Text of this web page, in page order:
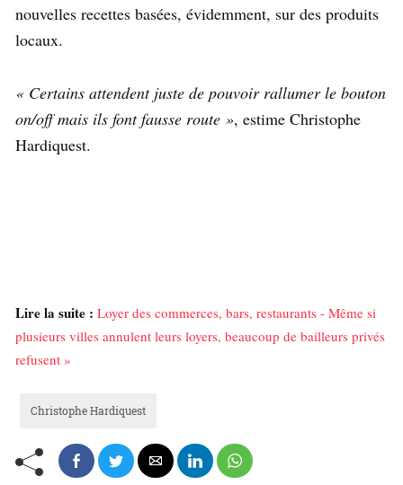
nouvelles recettes basées, évidemment, sur des produits
locaux.
« Certains attendent juste de pouvoir rallumer le bouton
on/off mais ils font fausse route », estime Christophe
Hardiquest.
Lire la suite : Loyer des commerces, bars, restaurants - Même si
plusieurs villes annulent leurs loyers, beaucoup de bailleurs privés
refusent »
Christophe Hardiquest